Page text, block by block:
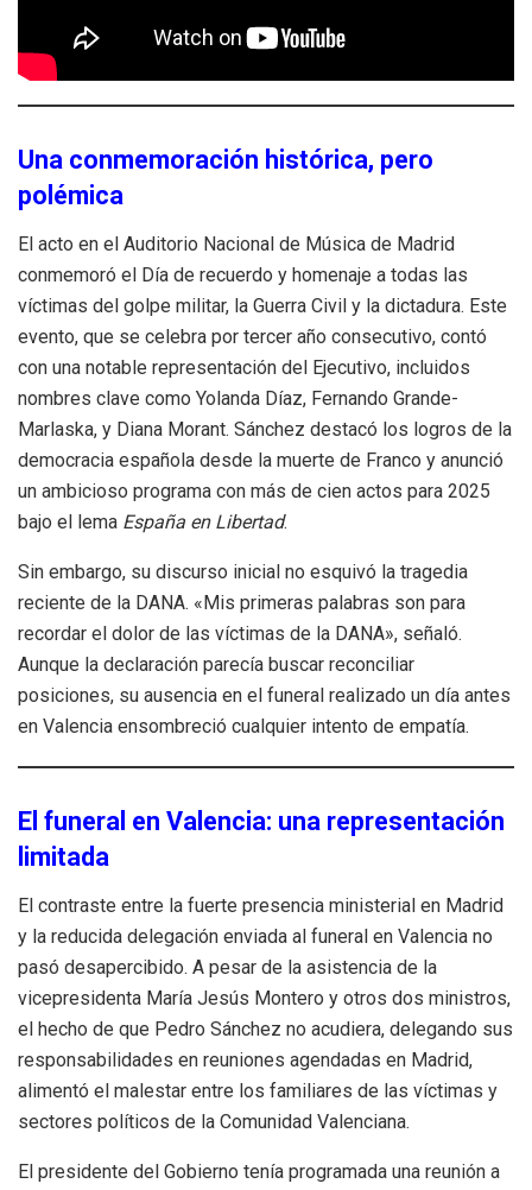
Una conmemoración histórica, pero
polémica
El acto en el Auditorio Nacional de Música de Madrid
conmemoró el Día de recuerdo y homenaje a todas las
víctimas del golpe militar, la Guerra Civil y la dictadura. Este
evento, que se celebra por tercer año consecutivo, contó
con una notable representación del Ejecutivo, incluidos
nombres clave como Yolanda Díaz, Fernando Grande-
Marlaska, y Diana Morant. Sánchez destacó los logros de la
democracia española desde la muerte de Franco y anunció
un ambicioso programa con más de cien actos para 2025
bajo el lema España en Libertad.
Sin embargo, su discurso inicial no esquivó la tragedia
reciente de la DANA. «Mis primeras palabras son para
recordar el dolor de las víctimas de la DANA», señaló.
Aunque la declaración parecía buscar reconciliar
posiciones, su ausencia en el funeral realizado un día antes
en Valencia ensombreció cualquier intento de empatía.
El funeral en Valencia: una representación
limitada
El contraste entre la fuerte presencia ministerial en Madrid
y la reducida delegación enviada al funeral en Valencia no
pasó desapercibido. A pesar de la asistencia de la
vicepresidenta María Jesús Montero y otros dos ministros,
el hecho de que Pedro Sánchez no acudiera, delegando sus
responsabilidades en reuniones agendadas en Madrid,
alimentó el malestar entre los familiares de las víctimas y
sectores políticos de la Comunidad Valenciana.
El presidente del Gobierno tenía programada una reunión a